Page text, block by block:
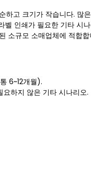
하고 크기가 작습니다. 많
인쇄가 필요한 기타 시
소규모 소매업체에 적합합
6~12개월).
하지 않은 기타 시나리오.